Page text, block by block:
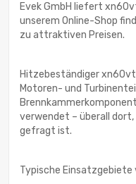
Evek GmbH liefert
unserem Online-Shop
zu attraktiven Preisen.
Hitzebeständiger
Motoren- und
verwendet – überall
gefragt ist.
Typische